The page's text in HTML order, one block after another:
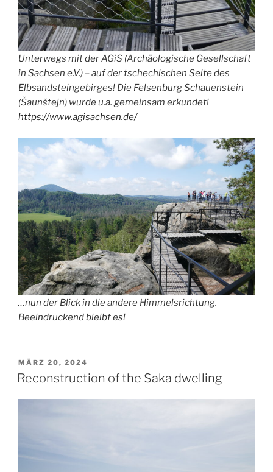
Unterwegs mit der AGiS (Archäologische Gesellschaft
in Sachsen e.V.) – auf der tschechischen Seite des
Elbsandsteingebirges! Die Felsenburg Schauenstein
(Šaunštejn) wurde u.a. gemeinsam erkundet!
https://www.agisachsen.de/
…nun der Blick in die andere Himmelsrichtung.
Beeindruckend bleibt es!
VERÖFFENTLICHT
AM
MÄRZ 20, 2024
Reconstruction of the Saka dwelling